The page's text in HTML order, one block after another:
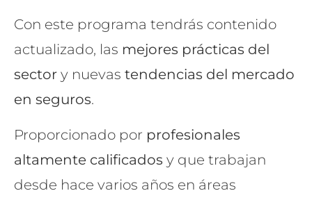
Con este programa tendrás contenido
actualizado, las mejores prácticas del
sector y nuevas tendencias del mercado
en seguros.
Proporcionado por profesionales
altamente calificados y que trabajan
desde hace varios años en áreas